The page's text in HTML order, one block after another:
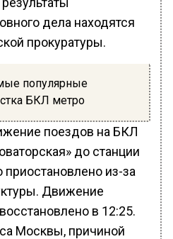
дела находятся
прокуратуры.
популярные
БКЛ метро
поездов на БКЛ
до станции
из-за
Движение
в 12:25.
Москвы, причиной